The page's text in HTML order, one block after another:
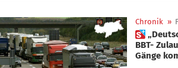
Chronik »
 „Deutschland muss bei
BBT-
Gänge